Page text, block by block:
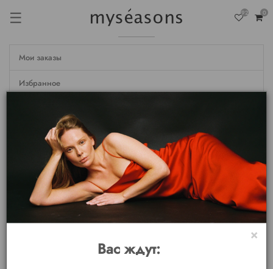
☰ 92 0
Мои заказы
Избранное
Личные данные
Мои бонусы
Выход
×
Вас ждут: